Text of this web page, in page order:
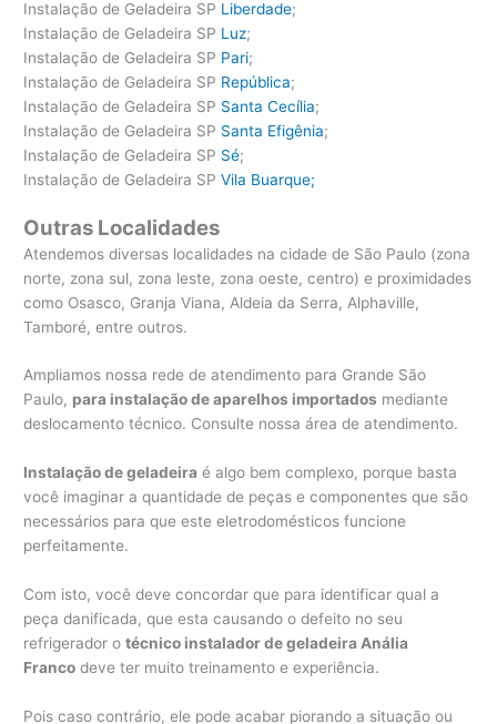
Instalação de Geladeira SP Liberdade;
Instalação de Geladeira SP Luz;
Instalação de Geladeira SP Pari;
Instalação de Geladeira SP República;
Instalação de Geladeira SP Santa Cecília;
Instalação de Geladeira SP Santa Efigênia;
Instalação de Geladeira SP Sé;
Instalação de Geladeira SPVila Buarque;
Outras Localidades
Atendemos diversas localidades na cidade de São Paulo (zona
norte, zona sul, zona leste, zona oeste, centro) e proximidades
como Osasco, Granja Viana, Aldeia da Serra, Alphaville,
Tamboré, entre outros.
Ampliamos nossa rede de atendimento para Grande São
Paulo, para instalação de aparelhos importados mediante
deslocamento técnico. Consulte nossa área de atendimento.
Instalação de geladeira é algo bem complexo, porque basta
você imaginar a quantidade de peças e componentes que são
necessários para que este eletrodomésticos funcione
perfeitamente.
Com isto, você deve concordar que para identificar qual a
peça danificada, que esta causando o defeito no seu
refrigerador otécnico instalador de geladeira Anália
Franco deve ter muito treinamento e experiência.
Pois caso contrário, ele pode acabar piorando a situação ou